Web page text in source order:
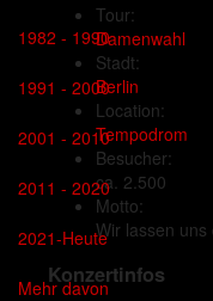
1982 - 1990
1991 - 2000
2001 - 2010
2011 - 2020
2021-Heute
Mehr davon
Tour:
Damenwahl
Stadt:
Berlin
Location:
Tempodrom
Besucher:
ca. 2.500
Motto:
Wir lassen
Konzertinfos